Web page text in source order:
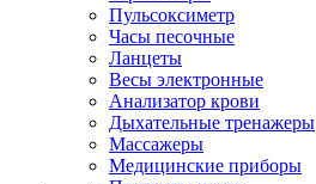
Пульсоксиметр
Часы песочные
Ланцеты
Весы электронные
Анализатор крови
Дыхательные тренажеры
Массажеры
Медицинские приборы